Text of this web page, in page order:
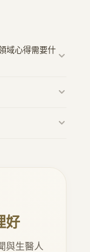
域心得需要什
好
與生醫人